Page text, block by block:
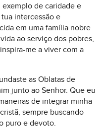
exemplo de caridade e
intercessão e
em uma família nobre
ao serviço dos pobres,
me a viver com a
as Oblatas de
junto ao Senhor. Que eu
de integrar minha
sempre buscando
puro e devoto.